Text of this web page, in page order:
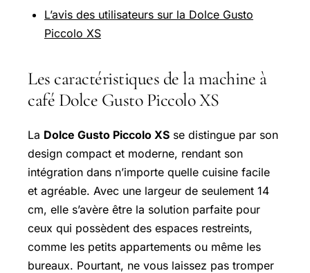
L’avis des utilisateurs sur la Dolce Gusto
Piccolo XS
Les caractéristiques de la machine à
café Dolce Gusto Piccolo XS
La Dolce Gusto Piccolo XS se distingue par son
design compact et moderne, rendant son
intégration dans n’importe quelle cuisine facile
et agréable. Avec une largeur de seulement 14
cm, elle s’avère être la solution parfaite pour
ceux qui possèdent des espaces restreints,
comme les petits appartements ou même les
bureaux. Pourtant, ne vous laissez pas tromper